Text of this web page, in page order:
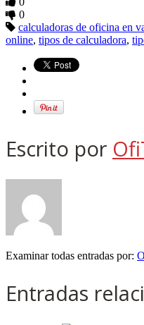
0
calculadoras de oficina en
online, tipos de calculadora,
Escrito por
Examinar todas entradas por:
Entradas